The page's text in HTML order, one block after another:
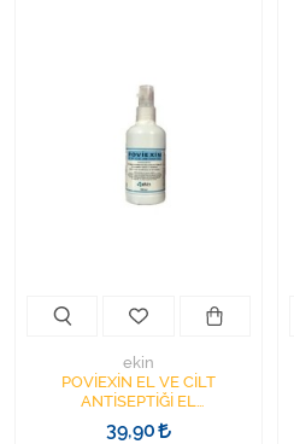
Sarf Malzemeleri
Tıbbi Tekstil Ürünleri
Tüm Kategorileri Gör
ekin
POVİEXİN EL VE CİLT
ANTİSEPTİĞİ EL
DEZENFEKTANI 100CC SPREY
BAŞLIKLI 100ML
39,90